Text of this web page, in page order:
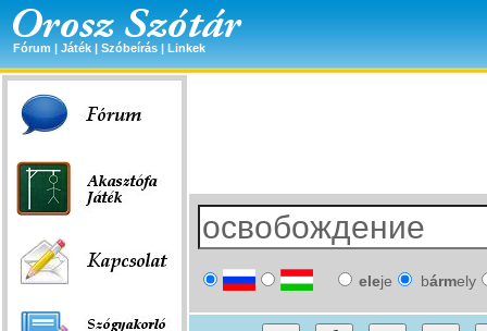
Fórum | Játék | Szóbeírás | Linkek
eleje bármely